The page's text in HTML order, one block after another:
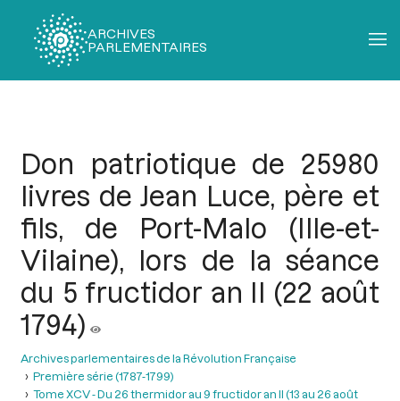
ARCHIVES
PARLEMENTAIRES
Don patriotique de 25980
livres de Jean Luce, père et
fils, de Port-Malo (Ille-et-
Vilaine), lors de la séance
du 5 fructidor an II (22 août
1794)
Archives parlementaires de la Révolution Française
Première série (1787-1799)
Tome XCV - Du 26 thermidor au 9 fructidor an II (13 au 26 août